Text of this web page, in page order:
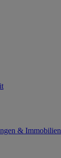
& Immobilien